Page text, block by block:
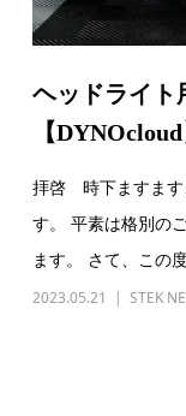
ヘッドライト
【
拝啓 時下ますます
す。 平素は格別の
ます。 さて、この
2023.05.21 STEK